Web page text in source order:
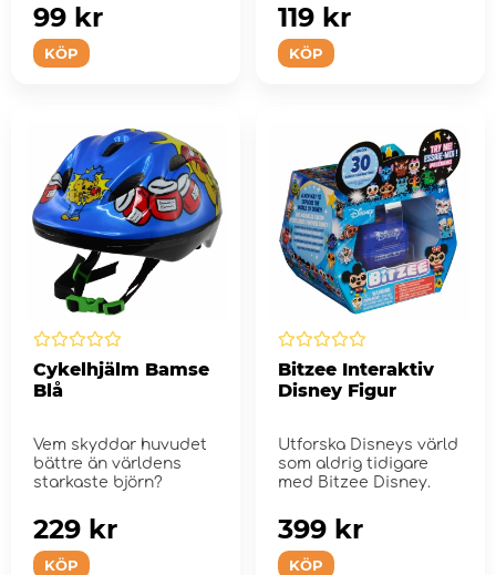
KÖP
99 kr
KÖP
119 kr
Cykelhjälm Bamse
Blå
Vem skyddar huvudet
bättre än världens
starkaste björn?
KÖP
229 kr
Bitzee Interaktiv
Disney Figur
Utforska Disneys värld
som aldrig tidigare
med Bitzee Disney.
KÖP
399 kr